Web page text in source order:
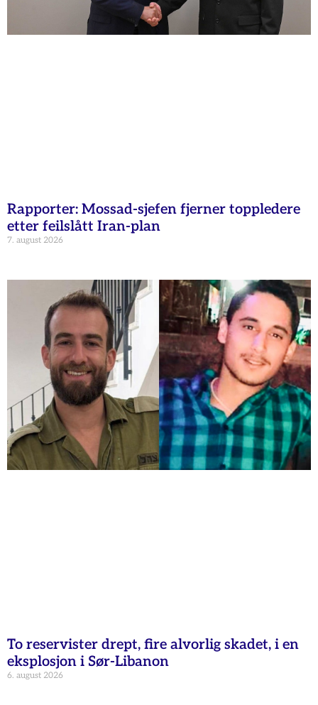
Rapporter: Mossad-sjefen fjerner toppledere
etter feilslått Iran-plan
7. august 2026
To reservister drept, fire alvorlig skadet, i en
eksplosjon i Sør-Libanon
6. august 2026